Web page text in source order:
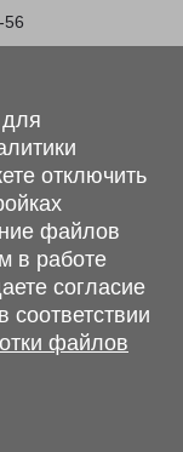
56
20А,
на сайте
стоимости и
характер и
п.2 ст.407
отключить
файлов
в работе
согласие
соответствии
файлов